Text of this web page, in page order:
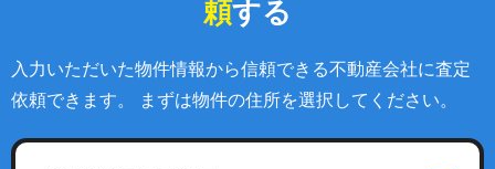
頼する
入力いただいた物件情報から信頼できる不動産会社に査定
依頼できます。 まずは物件の住所を選択してください。